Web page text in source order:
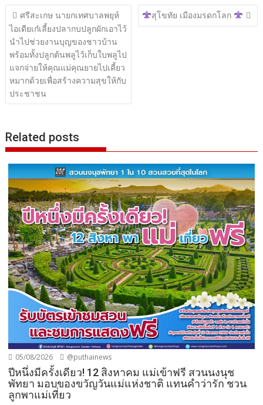
แนะแนว
เรื่อง
ศรีสะเกษ นายกเทศบาลพยุห์
ไอเดียเก๋เลี้ยงปลากบปลูกผักเอาไว้
นำไปช่วยงานบุญของชาวบ้าน
พร้อมทั้งปลูกต้นพลูไว้เก็บใบพลูไป
แจกจ่ายให้คุณแม่คุณยายไปเคี้ยว
หมากด้วยเพื่อสร้างความสุขให้กับ
ประชาชน
สุโขทัย เมืองมรดกโลก
Related posts
05/08/2026 @puthainews
ปีหนึ่งมีครั้งเดียว! 12 สิงหาคม แม่เข้าฟรี สวนนงนุช
พัทยา มอบของขวัญวันแม่แห่งชาติ แทนคำว่ารัก ชวน
ลูกพาแม่เที่ยว